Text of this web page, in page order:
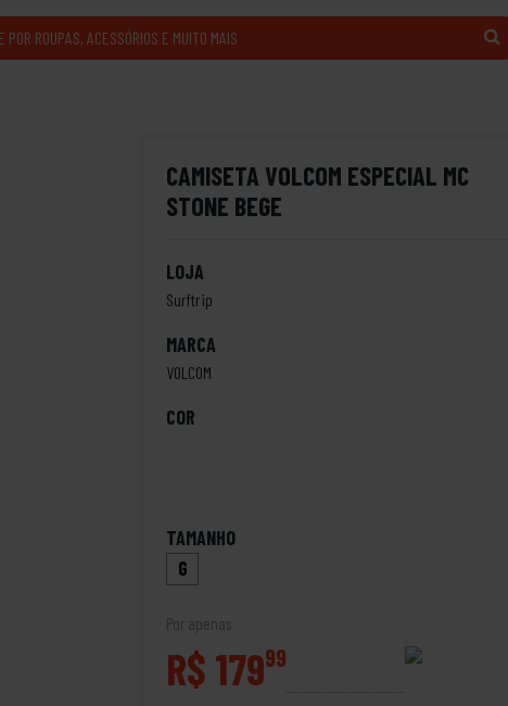
CAMISETA VOLCOM ESPECIAL MC
STONE BEGE
LOJA
Surftrip
MARCA
VOLCOM
COR
TAMANHO
G
Por apenas
R$ 17999